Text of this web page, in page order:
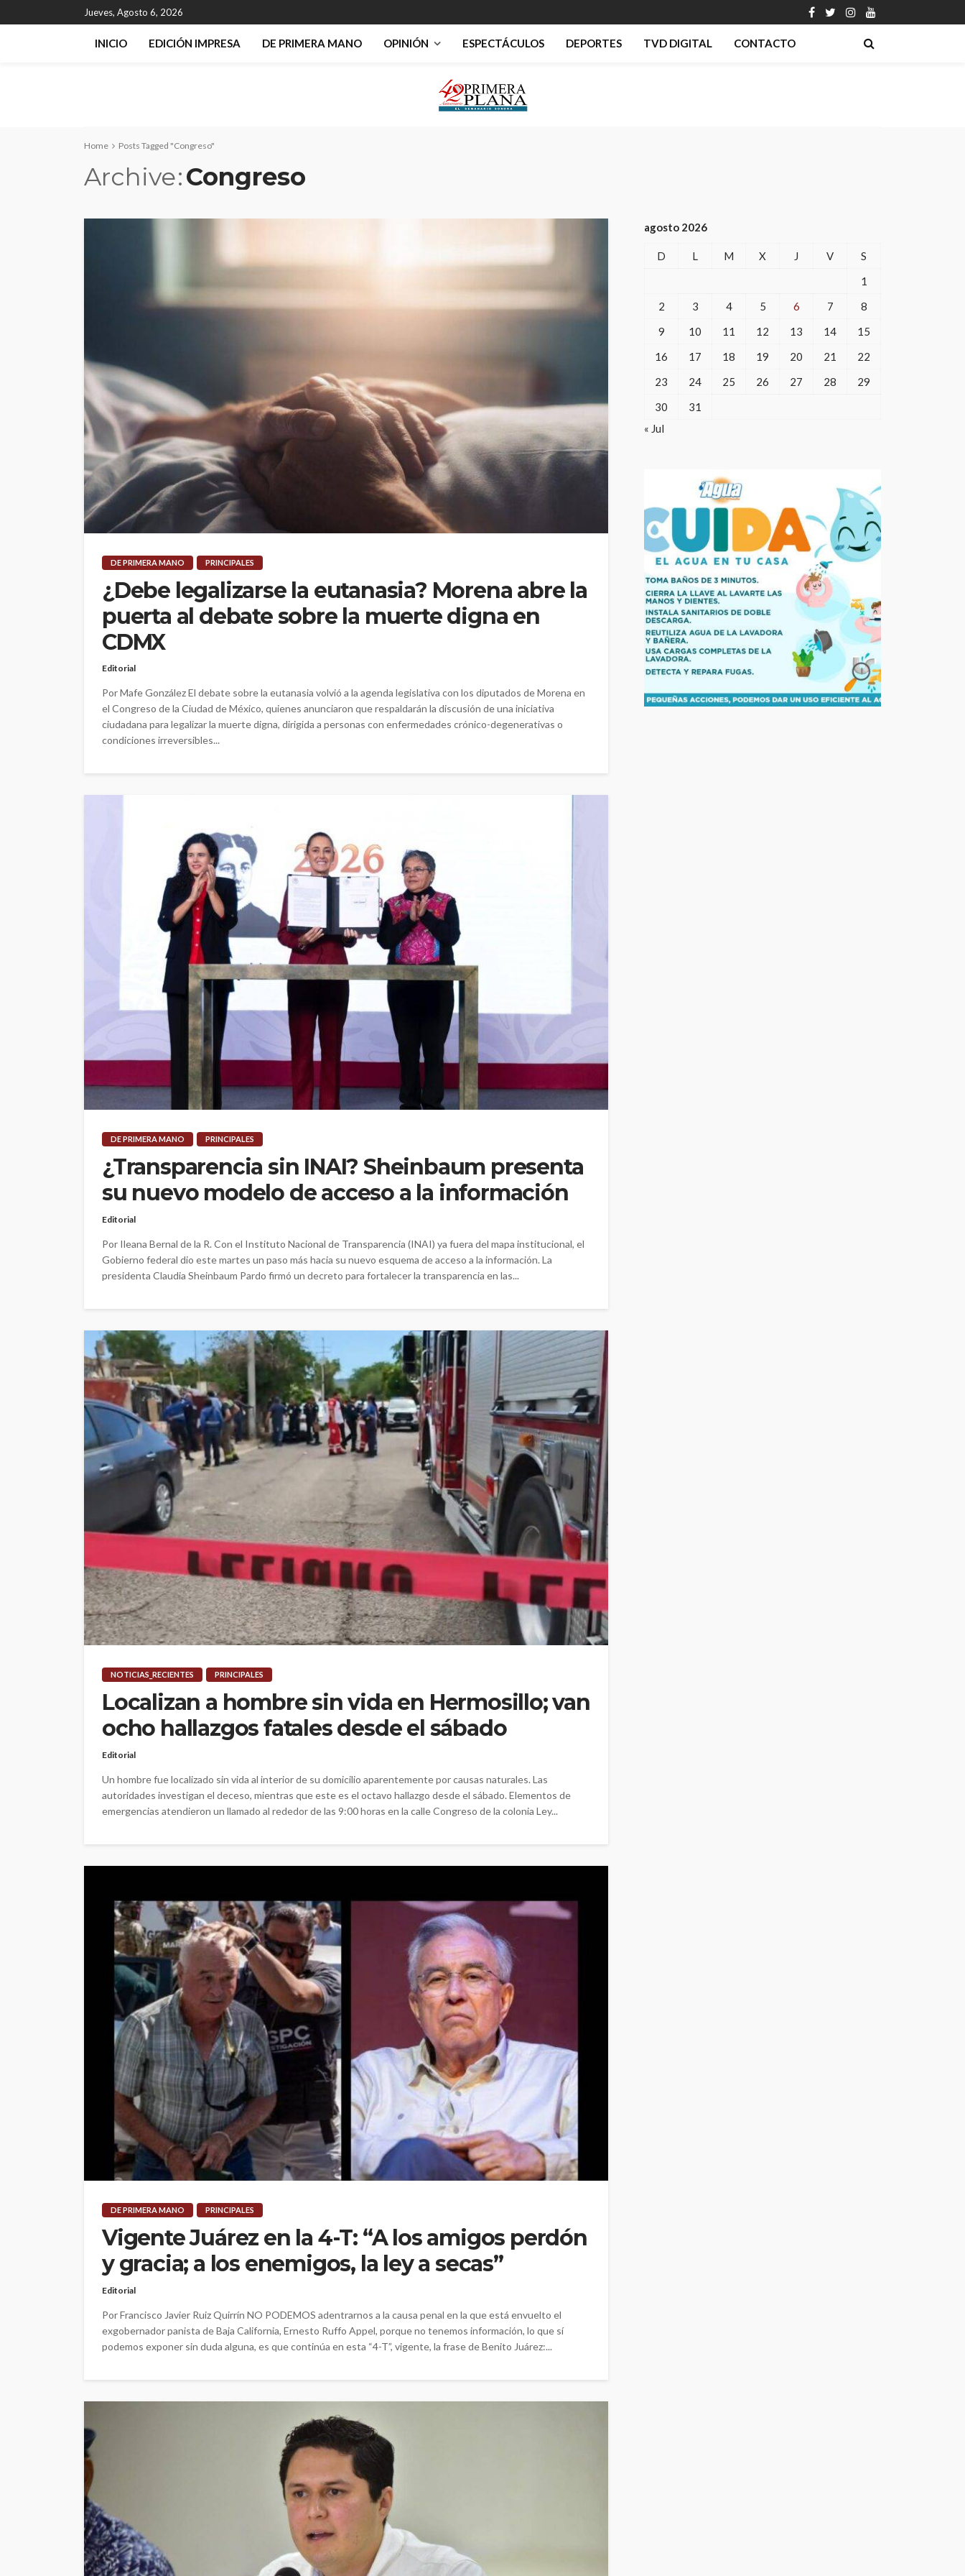
Jueves, Agosto 6, 2026
INICIO EDICIÓN IMPRESA DE PRIMERA MANO OPINIÓN ESPECTÁCULOS DEPORTES TVD DIGITAL CONTACTO
Home Posts Tagged "Congreso"
Archive Congreso
DE PRIMERA MANO PRINCIPALES
¿Debe legalizarse la eutanasia? Morena abre la
puerta al debate sobre la muerte digna en
CDMX
Editorial
Por Mafe González El debate sobre la eutanasia volvió a la agenda legislativa con los diputados de Morena en
el Congreso de la Ciudad de México, quienes anunciaron que respaldarán la discusión de una iniciativa
ciudadana para legalizar la muerte digna, dirigida a personas con enfermedades crónico-degenerativas o
condiciones irreversibles...
DE PRIMERA MANO PRINCIPALES
¿Transparencia sin INAI? Sheinbaum presenta
su nuevo modelo de acceso a la información
Editorial
Por Ileana Bernal de la R. Con el Instituto Nacional de Transparencia (INAI) ya fuera del mapa institucional, el
Gobierno federal dio este martes un paso más hacia su nuevo esquema de acceso a la información. La
presidenta Claudia Sheinbaum Pardo firmó un decreto para fortalecer la transparencia en las...
NOTICIAS_RECIENTES PRINCIPALES
Localizan a hombre sin vida en Hermosillo; van
ocho hallazgos fatales desde el sábado
Editorial
Un hombre fue localizado sin vida al interior de su domicilio aparentemente por causas naturales. Las
autoridades investigan el deceso, mientras que este es el octavo hallazgo desde el sábado. Elementos de
emergencias atendieron un llamado al rededor de las 9:00 horas en la calle Congreso de la colonia Ley...
DE PRIMERA MANO PRINCIPALES
Vigente Juárez en la 4-T: “A los amigos perdón
y gracia; a los enemigos, la ley a secas”
Editorial
Por Francisco Javier Ruiz Quirrín NO PODEMOS adentrarnos a la causa penal en la que está envuelto el
exgobernador panista de Baja California, Ernesto Ruffo Appel, porque no tenemos información, lo que sí
podemos exponer sin duda alguna, es que continúa en esta “4-T”, vigente, la frase de Benito Juárez:...
agosto 2026
D L M X J V
S
1
2
3 4 5 6 7
8
9
10 11 12 13 14
15
16
17 18 19 20 21
22
23
24 25 26 27 28
29
30
31
« Jul